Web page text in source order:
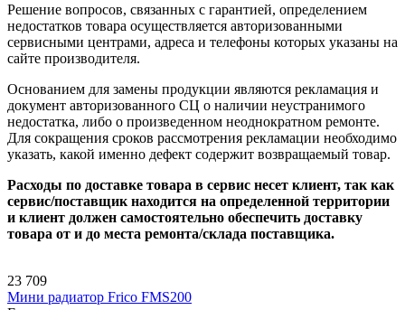
Решение вопросов, связанных с гарантией, определением
недостатков товара осуществляется авторизованными
сервисными центрами, адреса и телефоны которых указаны на
сайте производителя.
Основанием для замены продукции являются рекламация и
документ авторизованного СЦ о наличии неустранимого
недостатка, либо о произведенном неоднократном ремонте.
Для сокращения сроков рассмотрения рекламации необходимо
указать, какой именно дефект содержит возвращаемый товар.
Расходы по доставке товара в сервис несет клиент, так как
сервис/поставщик находится на определенной территории
и клиент должен самостоятельно обеспечить доставку
товара от и до места ремонта/склада поставщика.
23 709
Мини радиатор Frico FMS200